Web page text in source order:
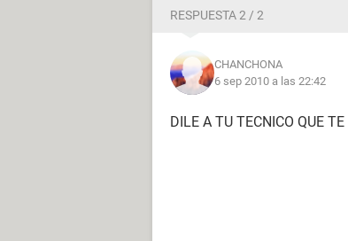
RESPUESTA 2 / 2
CHANCHONA
6 sep 2010 a las 22:42
DILE A TU TECNICO QUE